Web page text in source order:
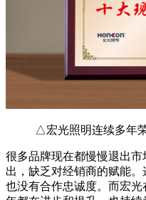
△宏光照明连续多年
很多品牌现在都慢慢退出
出，缺乏对经销商的赋能
也没有合作忠诚度。而宏